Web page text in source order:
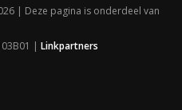
| Deze pagina is onderdeel van
| Linkpartners